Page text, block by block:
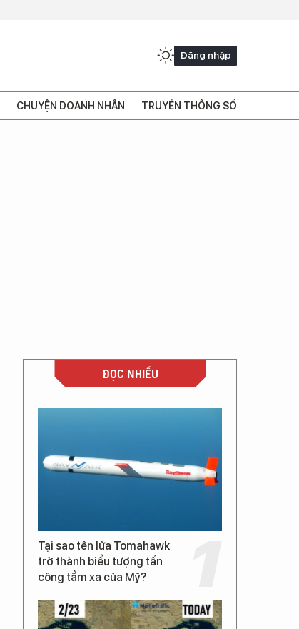
Đăng nhập
CHUYỆN DOANH NHÂN TRUYỀN THÔNG SỐ
ĐỌC NHIỀU
Tại sao tên lửa Tomahawk
trở thành biểu tượng tấn
công tầm xa của Mỹ?